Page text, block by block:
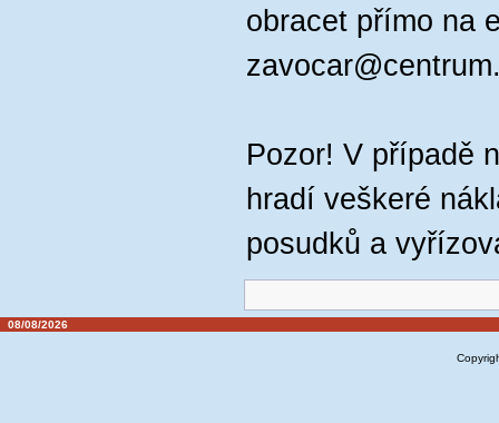
obracet přímo na
Pozor! V případě
hradí veškeré
posudků a
08/08/2026